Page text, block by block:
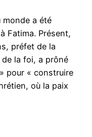
monde a été
Fatima. Présent,
préfet de la
la foi, a prôné
pour « construire
où la paix